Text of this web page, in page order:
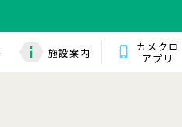
施設案内
カメクロ
アプリ